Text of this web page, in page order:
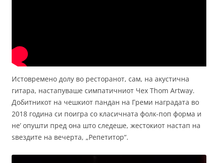
Истовремено долу во ресторанот, сам, на акустична
гитара, настапуваше симпатичниот Чех Thom Artway.
Добитникот на чешкиот пандан на Греми наградата во
2018 година си поигра со класичната фолк-поп форма и
не’ опушти пред она што следеше, жестокиот настап на
ѕвездите на вечерта, „Репетитор“.